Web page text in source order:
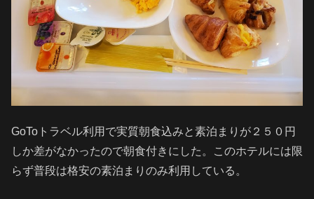
GoToトラベル利用で実質朝食込みと素泊まりが２５０円
しか差がなかったので朝食付きにした。このホテルには限
らず普段は格安の素泊まりのみ利用している。